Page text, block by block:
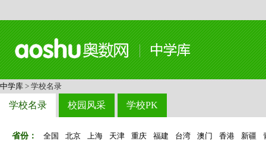
中学库 > 学校名录
学校名录 校园风采 学校PK
省份： 全国 北京 上海 天津 重庆 福建 台湾 澳门 香港 新疆